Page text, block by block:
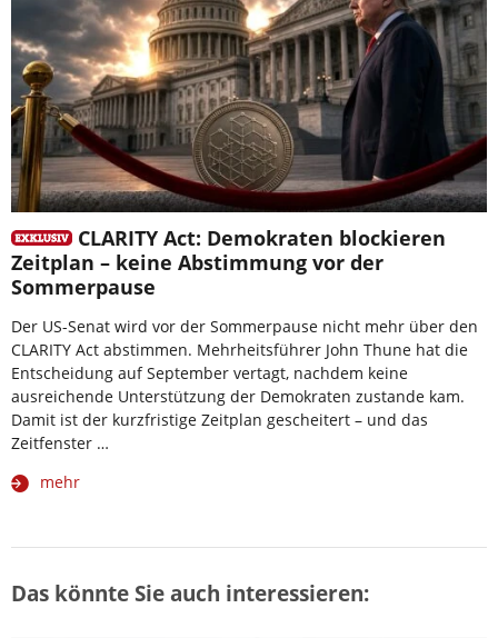
CLARITY Act: Demokraten blockieren
Zeitplan – keine Abstimmung vor der
Sommerpause
Der US-Senat wird vor der Sommerpause nicht mehr über den
CLARITY Act abstimmen. Mehrheitsführer John Thune hat die
Entscheidung auf September vertagt, nachdem keine
ausreichende Unterstützung der Demokraten zustande kam.
Damit ist der kurzfristige Zeitplan gescheitert – und das
Zeitfenster …
mehr
Das könnte Sie auch interessieren: